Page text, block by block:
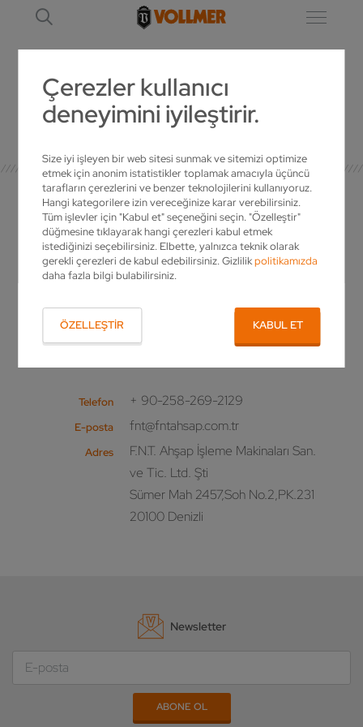
Çerezler kullanıcı
deneyimini iyileştirir.
Size iyi işleyen bir web sitesi sunmak ve sitemizi optimize
etmek için anonim istatistikler toplamak amacıyla üçüncü
tarafların çerezlerini ve benzer teknolojilerini kullanıyoruz.
Hangi kategorilere izin vereceğinize karar verebilirsiniz.
Tüm işlevler için "Kabul et" seçeneğini seçin. "Özelleştir"
düğmesine tıklayarak hangi çerezleri kabul etmek
istediğinizi seçebilirsiniz. Elbette, yalnızca teknik olarak
gerekli çerezleri de kabul edebilirsiniz. Gizlilikpolitikamızda
daha fazla bilgi bulabilirsiniz.
ÖZELLEŞTIR KABUL ET
AYRINTI
İLGILI KIŞI
Ürünlerimiz hakkında daha fazlasını öğrenmek
ister misiniz ya da size özel bir teklif
hazırlanmasını mı istiyorsunuz? O zaman bizi
Telefon + 90-258-269-2129
E-posta fnt@fntahsap.com.tr
Adres
F.N.T. Ahşap İşleme Makinaları San.
ve Tic. Ltd. Şti
Sümer Mah 2457,Soh No.2,PK.231
20100 Denizli
Newsletter